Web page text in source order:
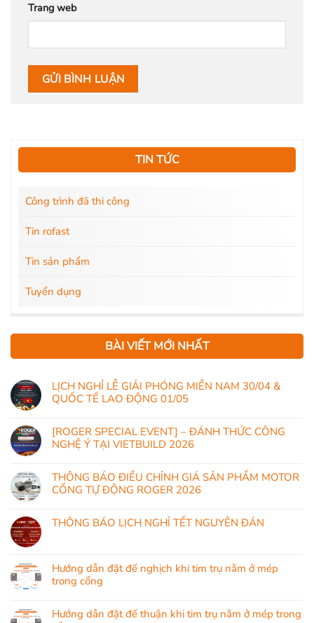
TIN TỨC
Công trình đã thi công
Tin rofast
Tin sản phẩm
Tuyển dụng
BÀI VIẾT MỚI NHẤT
LỊCH NGHỈ LỄ GIẢI PHÓNG MIỀN NAM 30/04 &
QUỐC TẾ LAO ĐỘNG 01/05
[ROGER SPECIAL EVENT] – ĐÁNH THỨC CÔNG
NGHỆ Ý TẠI VIETBUILD 2026
THÔNG BÁO ĐIỀU CHỈNH GIÁ SẢN PHẨM MOTOR
CỔNG TỰ ĐỘNG ROGER 2026
THÔNG BÁO LỊCH NGHỈ TẾT NGUYÊN ĐÁN
Hướng dẫn đặt đế nghịch khi tim trụ nằm ở mép
trong cổng
Hướng dẫn đặt đế thuận khi tim trụ nằm ở mép trong
Trang web